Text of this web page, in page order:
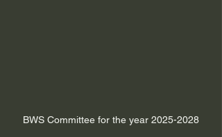
BWS Committee for the year 2025-2028